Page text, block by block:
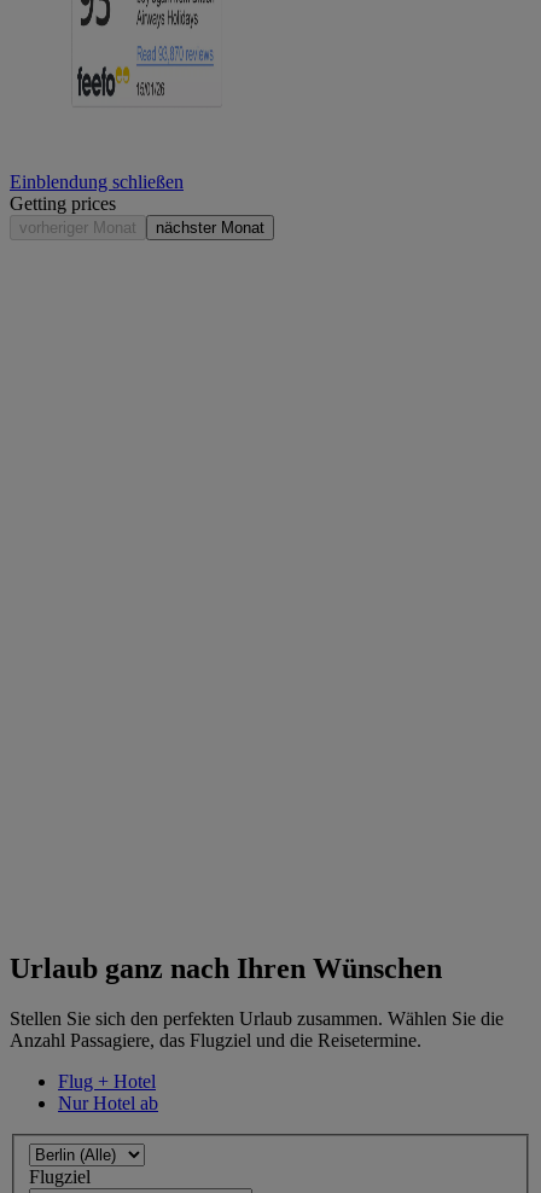
Einblendung schließen
Getting prices
vorheriger Monat nächster Monat
Urlaub ganz nach Ihren Wünschen
Stellen Sie sich den perfekten Urlaub zusammen. Wählen Sie die
Anzahl Passagiere, das Flugziel und die Reisetermine.
Flug + Hotel
Nur Hotel ab
Flugziel